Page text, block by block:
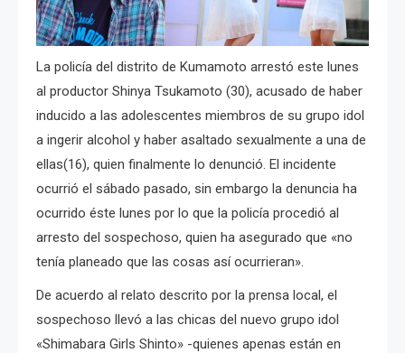
La policía del distrito de Kumamoto arrestó este lunes
al productor Shinya Tsukamoto (30), acusado de haber
inducido a las adolescentes miembros de su grupo idol
a ingerir alcohol y haber asaltado sexualmente a una de
ellas(16), quien finalmente lo denunció. El incidente
ocurrió el sábado pasado, sin embargo la denuncia ha
ocurrido éste lunes por lo que la policía procedió al
arresto del sospechoso, quien ha asegurado que «no
tenía planeado que las cosas así ocurrieran».
De acuerdo al relato descrito por la prensa local, el
sospechoso llevó a las chicas del nuevo grupo idol
«Shimabara Girls Shinto» -quienes apenas están en